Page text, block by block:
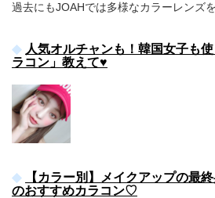
過去にもJOAHでは多様なカラーレンズ
人気オルチャンも！韓国女子も
ラコン」教えて♥
【カラー別】メイクアップの最
のおすすめカラコン♡